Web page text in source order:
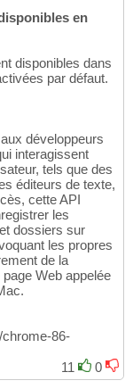
en
disponibles dans
par défaut.
développeurs
interagissent
tels que des
éditeurs de texte,
cette API
les
dossiers sur
les propres
de la
Web appelée
86-
11
0